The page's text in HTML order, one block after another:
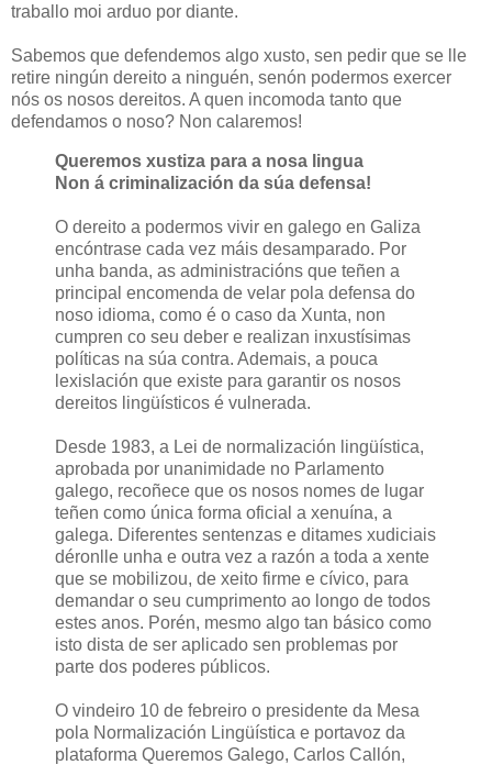
traballo moi arduo por diante.
Sabemos que defendemos algo xusto, sen pedir que se lle
retire ningún dereito a ninguén, senón podermos exercer
nós os nosos dereitos. A quen incomoda tanto que
defendamos o noso? Non calaremos!
Queremos xustiza para a nosa lingua
Non á criminalización da súa defensa!
O dereito a podermos vivir en galego en Galiza
encóntrase cada vez máis desamparado. Por
unha banda, as administracións que teñen a
principal encomenda de velar pola defensa do
noso idioma, como é o caso da Xunta, non
cumpren co seu deber e realizan inxustísimas
políticas na súa contra. Ademais, a pouca
lexislación que existe para garantir os nosos
dereitos lingüísticos é vulnerada.
Desde 1983, a Lei de normalización lingüística,
aprobada por unanimidade no Parlamento
galego, recoñece que os nosos nomes de lugar
teñen como única forma oficial a xenuína, a
galega. Diferentes sentenzas e ditames xudiciais
déronlle unha e outra vez a razón a toda a xente
que se mobilizou, de xeito firme e cívico, para
demandar o seu cumprimento ao longo de todos
estes anos. Porén, mesmo algo tan básico como
isto dista de ser aplicado sen problemas por
parte dos poderes públicos.
O vindeiro 10 de febreiro o presidente da Mesa
pola Normalización Lingüística e portavoz da
plataforma Queremos Galego, Carlos Callón,